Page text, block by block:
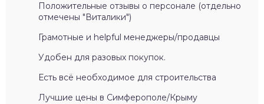
Положительные отзывы о персонале (отдельно
отмечены "Виталики")
Грамотные и helpful менеджеры/продавцы
Удобен для разовых покупок.
Есть всё необходимое для строительства
Лучшие цены в Симферополе/Крыму